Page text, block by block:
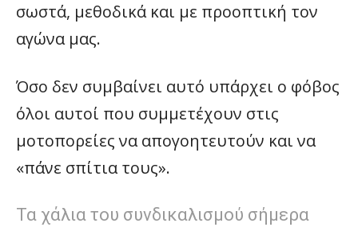
σωστά, μεθοδικά και με προοπτική τον
αγώνα μας.
Όσο δεν συμβαίνει αυτό υπάρχει ο φόβος
όλοι αυτοί που συμμετέχουν στις
μοτοπορείες να απογοητευτούν και να
«πάνε σπίτια τους».
Τα χάλια του συνδικαλισμού σήμερα